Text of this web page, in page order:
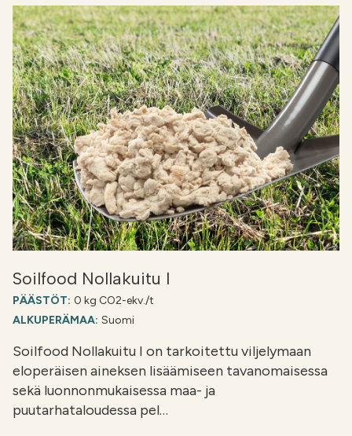
Soilfood Nollakuitu I
PÄÄSTÖT: 0 kg CO2-ekv./t
ALKUPERÄMAA: Suomi
Soilfood Nollakuitu I on tarkoitettu viljelymaan
eloperäisen aineksen lisäämiseen tavanomaisessa
sekä luonnonmukaisessa maa- ja
puutarhataloudessa pel…